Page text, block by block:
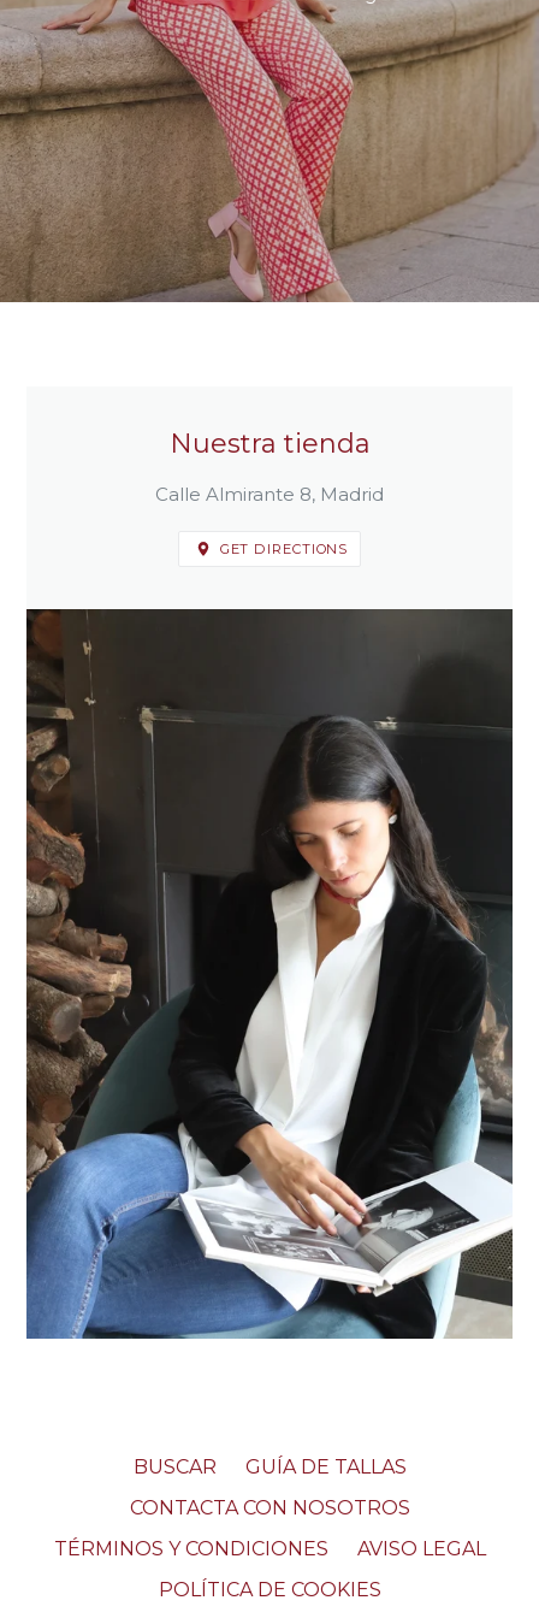
Nuestra tienda
Calle Almirante 8, Madrid
GET DIRECTIONS
BUSCAR
GUÍA DE TALLAS
CONTACTA CON NOSOTROS
TÉRMINOS Y CONDICIONES
AVISO LEGAL
POLÍTICA DE COOKIES